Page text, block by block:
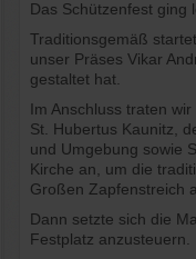
Das Schützenfest ging
Traditionsgemäß
unser Präses Vikar
gestaltet hat.
Im Anschluss traten
St. Hubertus Kaunitz,
und Umgebung sowie
Kirche an, um die
Großen Zapfenstreich
Dann setzte sich die
Festplatz anzusteuern.